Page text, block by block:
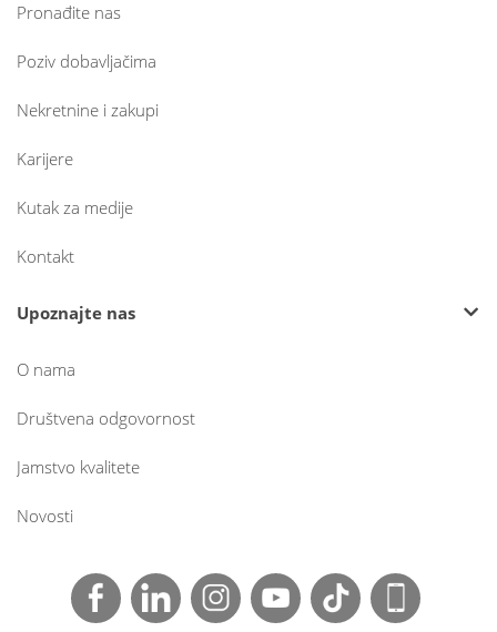
Pronađite nas
Poziv dobavljačima
Nekretnine i zakupi
Karijere
Kutak za medije
Kontakt
Upoznajte nas
O nama
Društvena odgovornost
Jamstvo kvalitete
Novosti